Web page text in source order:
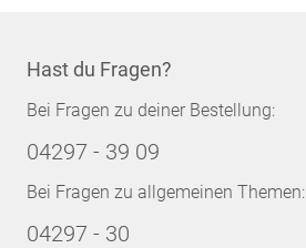
Hast du Fragen?
Bei Fragen zu deiner Bestellung:
04297 - 39 09
Bei Fragen zu allgemeinen Themen:
04297 - 30